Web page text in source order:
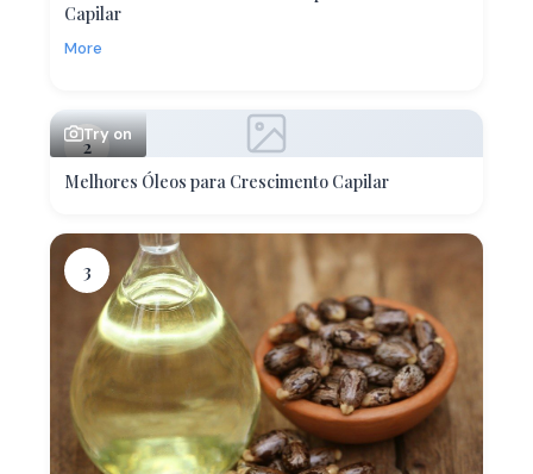
Capilar
More
2
Try on
Melhores Óleos para Crescimento Capilar
3